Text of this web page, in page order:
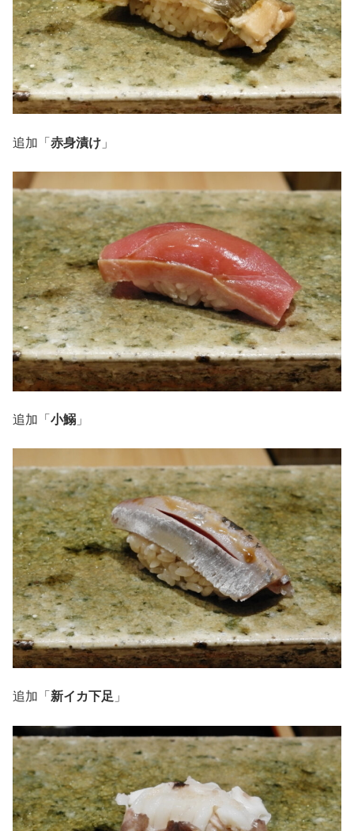
追加「 赤身漬け 」
追加「 小鰯 」
追加「 新イカ下足 」